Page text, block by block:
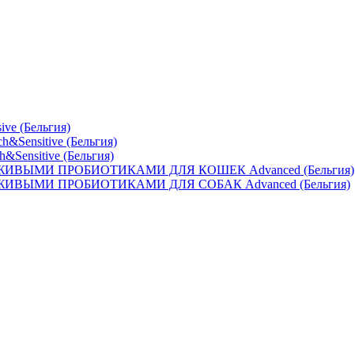
(Бельгия)
(Бельгия)
(Бельгия)
ПРОБИОТИКАМИ ДЛЯ КОШЕК Advanced (Бельгия)
ПРОБИОТИКАМИ ДЛЯ СОБАК Advanced (Бельгия)